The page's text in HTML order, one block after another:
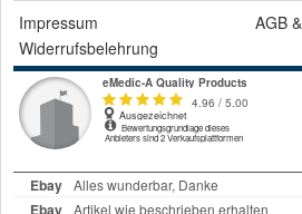
Impressum
AGB &
Widerrufsbelehrung